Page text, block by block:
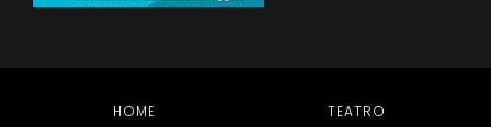
HOME
TEATRO